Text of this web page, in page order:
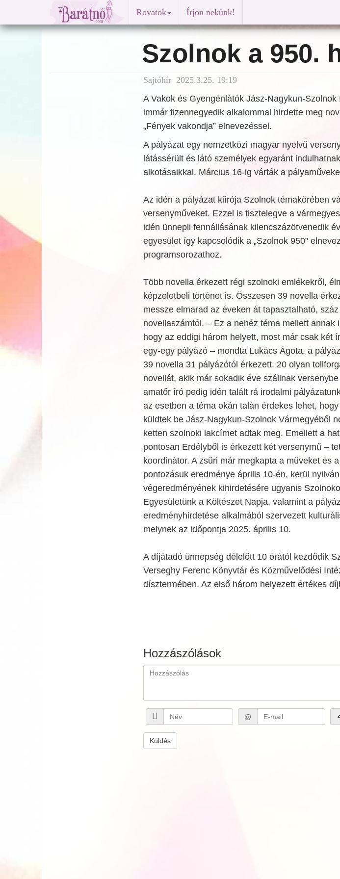
Rovatok Írjon nekünk!
Szolnok a 950.
Sajtóhír 2025.3.25. 19:19
A Vakok és Gyengénlátók Jász-Nagykun-Szolnok
immár tizennegyedik alkalommal hirdette meg
„Fények vakondja” elnevezéssel.
A pályázat egy nemzetközi magyar nyelvű
látássérült és látó személyek egyaránt
alkotásaikkal. Március 16-ig várták a
Az idén a pályázat kiírója Szolnok témakörében
versenyműveket. Ezzel is tisztelegve a
idén ünnepli fennállásának kilencszázötvenedik
egyesület így kapcsolódik a „Szolnok 950”
programsorozathoz.
Több novella érkezett régi szolnoki emlékekről,
képzeletbeli történet is. Összesen 39 novella
messze elmarad az éveken át tapasztalható,
novellaszámtól. – Ez a nehéz téma mellett annak
hogy az eddigi három helyett, most már csak két
egy-egy pályázó – mondta Lukács Ágota, a
39 novella 31 pályázótól érkezett. 20 olyan
novellát, akik már sokadik éve szállnak
amatőr író pedig idén talált rá irodalmi
az esetben a téma okán talán érdekes lehet,
küldtek be Jász-Nagykun-Szolnok Vármegyéből
ketten szolnoki lakcímet adtak meg. Emellett a
pontosan Erdélyből is érkezett két versenymű –
koordinátor. A zsűri már megkapta a műveket és
pontozásuk eredménye április 10-én, kerül
végeredményének kihirdetésére ugyanis
Egyesületünk a Költészet Napja, valamint a
eredményhirdetése alkalmából szervezett
melynek az időpontja 2025. április 10.
A díjátadó ünnepség délelőtt 10 órától kezdődik
Verseghy Ferenc Könyvtár és Közművelődési
dísztermében. Az első három helyezett értékes
Hozzászólások
@
Küldés